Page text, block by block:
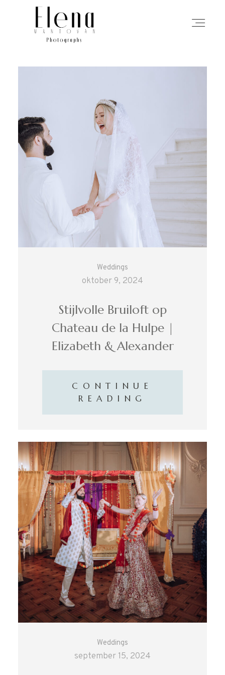
Weddings
oktober 9, 2024
Stijlvolle Bruiloft op
Chateau de la Hulpe |
Elizabeth & Alexander
CONTINUE
READING
Weddings
september 15, 2024
FOTOGRAFIE
MIJN AANPAK
ABOUT